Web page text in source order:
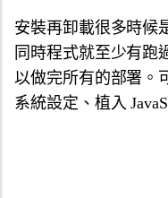
安裝再卸載很多時候
同時程式就至少有跑
以做完所有的部署。
系統設定、植入